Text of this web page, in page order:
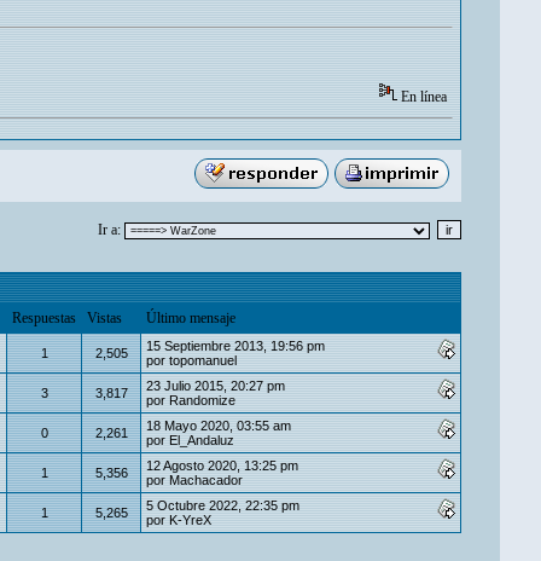
En línea
Ir a:
Respuestas Vistas Último mensaje
1 2,505
15 Septiembre 2013, 19:56 pm
por topomanuel
3 3,817
23 Julio 2015, 20:27 pm
por Randomize
0 2,261
18 Mayo 2020, 03:55 am
por El_Andaluz
1 5,356
12 Agosto 2020, 13:25 pm
por Machacador
1 5,265
5 Octubre 2022, 22:35 pm
por K-YreX